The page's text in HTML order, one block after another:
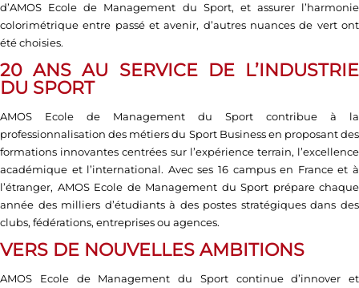
d’AMOS Ecole de Management du Sport, et assurer l’harmonie
colorimétrique entre passé et avenir, d’autres nuances de vert ont
été choisies.
20 ANS AU SERVICE DE L’INDUSTRIE
DU SPORT
AMOS Ecole de Management du Sport contribue à la
professionnalisation des métiers du Sport Business en proposant des
formations innovantes centrées sur l’expérience terrain, l’excellence
académique et l’international. Avec ses 16 campus en France et à
l’étranger, AMOS Ecole de Management du Sport prépare chaque
année des milliers d’étudiants à des postes stratégiques dans des
clubs, fédérations, entreprises ou agences.
VERS DE NOUVELLES AMBITIONS
AMOS Ecole de Management du Sport continue d’innover et